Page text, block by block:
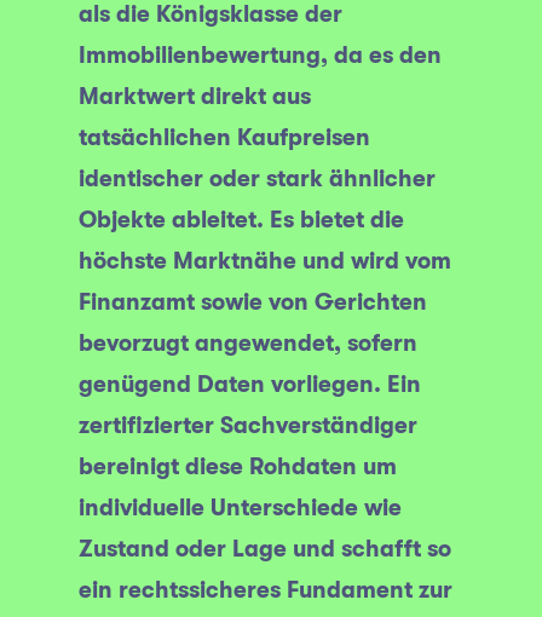
als die Königsklasse der
Immobilienbewertung, da es den
Marktwert direkt aus
tatsächlichen Kaufpreisen
identischer oder stark ähnlicher
Objekte ableitet. Es bietet die
höchste Marktnähe und wird vom
Finanzamt sowie von Gerichten
bevorzugt angewendet, sofern
genügend Daten vorliegen. Ein
zertifizierter Sachverständiger
bereinigt diese Rohdaten um
individuelle Unterschiede wie
Zustand oder Lage und schafft so
ein rechtssicheres Fundament zur